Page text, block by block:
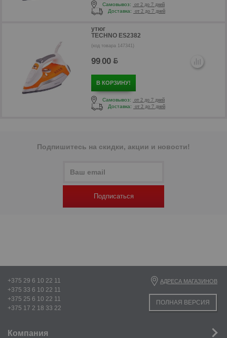
Самовывоз:
от 2 до 7 дней
Доставка:
от 2 до 7 дней
утюг
TECHNO ES2382
(код товара 147341)
99.00
В КОРЗИНУ!
Самовывоз:
от 2 до 7 дней
Доставка:
от 2 до 7 дней
Подпишитесь на скидки, акции и новости!
Подписаться
+375 29 6 10 22 11
+375 33 6 10 22 11
+375 25 6 10 22 11
+375 17 2 18 33 22
АДРЕСА МАГАЗИНОВ
ПОЛНАЯ ВЕРСИЯ
Компания